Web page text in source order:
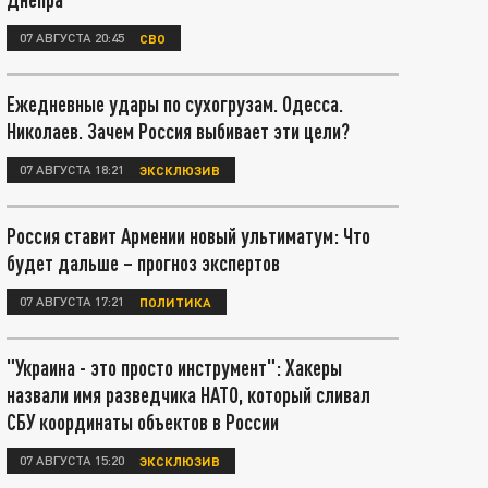
07 АВГУСТА 20:45 СВО
Ежедневные удары по сухогрузам. Одесса.
Николаев. Зачем Россия выбивает эти цели?
07 АВГУСТА 18:21 ЭКСКЛЮЗИВ
Россия ставит Армении новый ультиматум: Что
будет дальше – прогноз экспертов
07 АВГУСТА 17:21 ПОЛИТИКА
"Украина - это просто инструмент": Хакеры
назвали имя разведчика НАТО, который сливал
СБУ координаты объектов в России
07 АВГУСТА 15:20 ЭКСКЛЮЗИВ